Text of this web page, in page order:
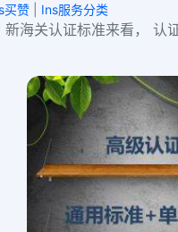
买赞 Ins服务分类
海关认证标准来看， 认